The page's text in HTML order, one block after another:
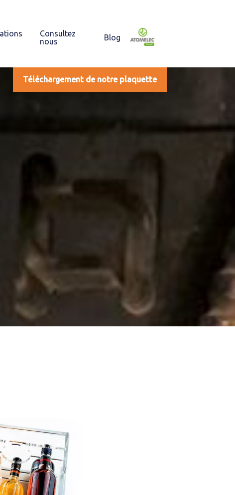
Consultez
nous
Blog
Téléchargement de notre plaquette